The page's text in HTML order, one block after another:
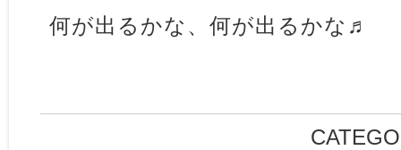
何が出るかな、何が出るかな♬